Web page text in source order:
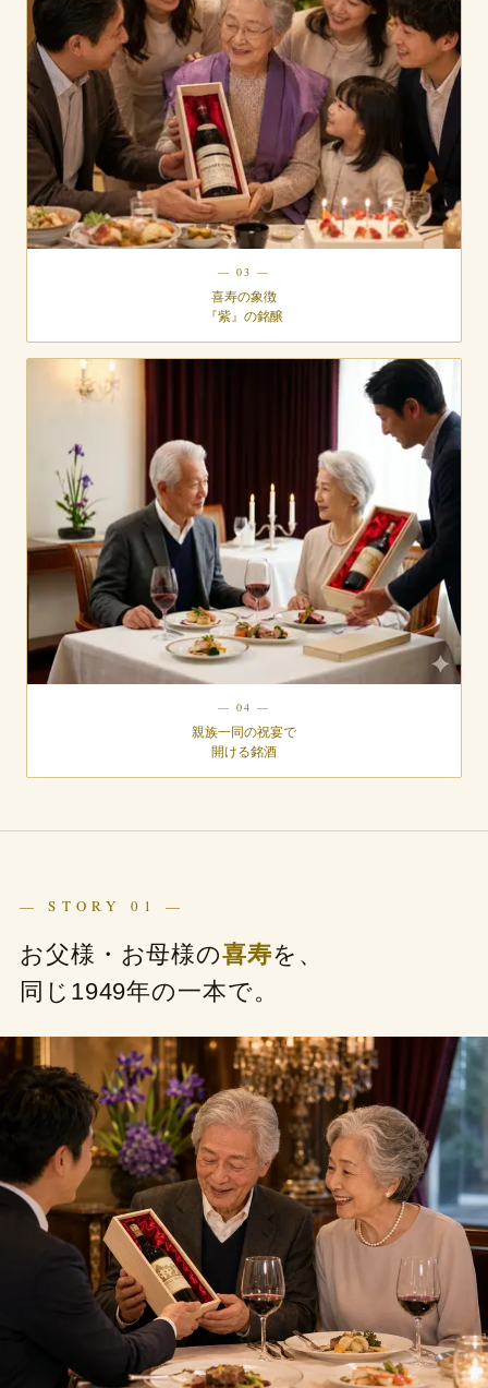
— 03 —
喜寿の象徴
『紫』の銘醸
— 04 —
親族一同の祝宴で
開ける銘酒
— STORY 01 —
お父様・お母様の喜寿を、
同じ1949年の一本で。